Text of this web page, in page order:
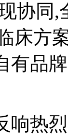
协同,
床方
有品
响热